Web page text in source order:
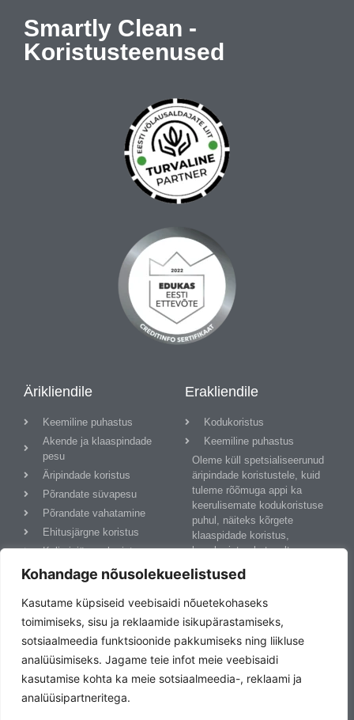
Kohandage nõusolekueelistused
Kasutame küpsiseid veebisaidi nõuetekohaseks
toimimiseks, sisu ja reklaamide isikupärastamiseks,
sotsiaalmeedia funktsioonide pakkumiseks ning liikluse
analüüsimiseks. Jagame teie infot meie veebisaidi
kasutamise kohta ka meie sotsiaalmeedia-, reklaami ja
analüüsipartneritega.
Smartly Clean -
Koristusteenused
Ärikliendile
Keemiline puhastus
Akende ja klaaspindade
pesu
Äripindade koristus
Põrandate süvapesu
Põrandate vahatamine
Ehitusjärgne koristus
Kolimisjärgne koristus
Privaatsuspoliitika
Erakliendile
Kodukoristus
Keemiline puhastus
Oleme küll spetsialiseerunud
äripindade koristustele, kuid
tuleme rõõmuga appi ka
keerulisemate kodukoristuse
puhul, näiteks kõrgete
klaaspidade koristus,
lumekoristus katuselt,
keemiline pesu, põrandate
süvapesu ja vahatamine jne.
Võta meiega ühendust!
Kontakt
SmartlyClean OÜ
Karjavärava tee 2, 75512,